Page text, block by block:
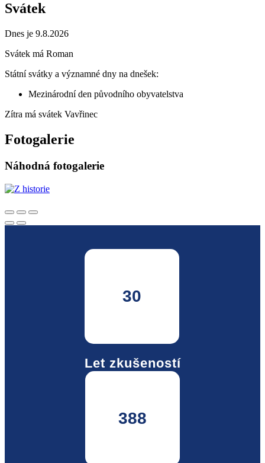
Svátek
Dnes je 9.8.2026
Svátek má Roman
Státní svátky a významné dny na dnešek:
Mezinárodní den původního obyvatelstva
Zítra má svátek Vavřinec
Fotogalerie
Náhodná fotogalerie
30
Let zkušeností
388